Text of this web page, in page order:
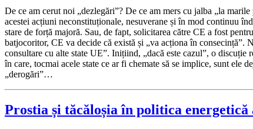
De ce am cerut noi „dezlegări”? De ce am mers cu jalba „la
acestei acțiuni neconstituționale, nesuverane și în mod continuu
stare de forță majoră. Sau, de fapt, solicitarea către CE a fost
batjocoritor, CE va decide că există și „va acționa în
consultare cu alte state UE”. Inițiind, „dacă este cazul”, o
în care, tocmai acele state ce ar fi chemate să se implice, sunt
„derogări”…
Prostia și tăcăloșia în politica